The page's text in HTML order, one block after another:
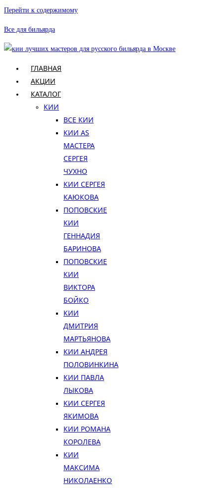
Перейти к содержимому
Все для бильярда
ГЛАВНАЯ
АКЦИИ
КАТАЛОГ
КИИ
ВСЕ КИИ
КИИ AS
МАСТЕРА
СЕРГЕЯ
ЧУХНО
КИИ СЕРГЕЯ
КАЮКОВА
ПОПОВСКИЕ
КИИ
ГЕННАДИЯ
БАРИНОВА
ПОПОВСКИЕ
КИИ
ВИКТОРА
БОЙКО
КИИ
ДМИТРИЯ
МАРТЬЯНОВА
КИИ АНДРЕЯ
ПОЛОВИНКИНА
КИИ ПАВЛА
ЛЫКОВА
КИИ СЕРГЕЯ
ЯКИМОВА
КИИ РОМАНА
КОРОЛЕВА
КИИ
МАКСИМА
НИКОЛАЕНКО